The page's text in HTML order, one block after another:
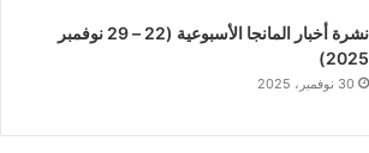
نشرة أخبار المانجا الأسبوعية (22 – 29 نوفمبر
2025)
30 نوفمبر، 2025